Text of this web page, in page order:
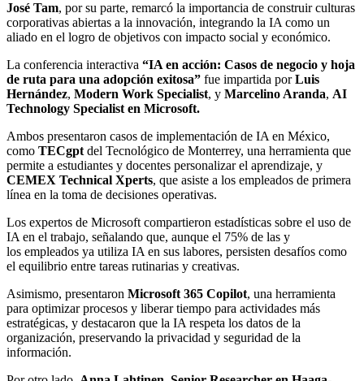
José Tam, por su parte, remarcó la importancia de construir culturas
corporativas abiertas a la innovación, integrando la IA como un
aliado en el logro de objetivos con impacto social y económico.
La conferencia interactiva “IA en acción: Casos de negocio y hoja
de ruta para una adopción exitosa” fue impartida porLuis
Hernández, Modern Work Specialist, y Marcelino Aranda, AI
Technology Specialist en Microsoft.
Ambos presentaron casos de implementación de IA en México,
como TECgptdel Tecnológico de Monterrey, una herramienta que
permite a estudiantes y docentes personalizar el aprendizaje, y
CEMEX Technical Xperts, que asiste a los empleados de primera
línea en la toma de decisiones operativas.
Los expertos de Microsoft compartieron estadísticas sobre el uso de
IA en el trabajo, señalando que, aunque el 75% de las y
los empleados ya utiliza IA en sus labores, persisten desafíos como
el equilibrio entre tareas rutinarias y creativas.
Asimismo, presentaron Microsoft 365 Copilot, una herramienta
para optimizar procesos y liberar tiempo para actividades más
estratégicas, y destacaron que la IA respeta los datos de la
organización, preservando la privacidad y seguridad de la
información.